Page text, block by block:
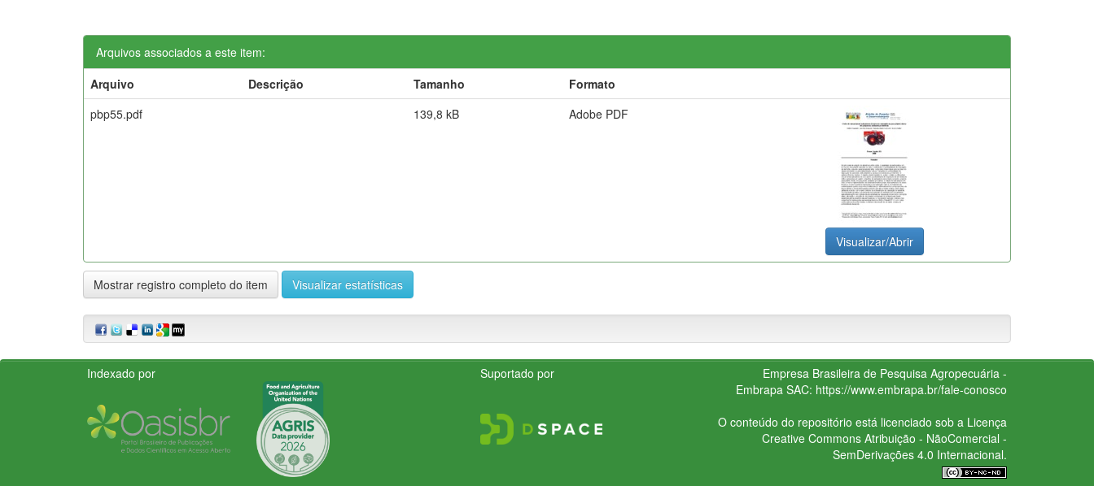
Arquivos associados a este item:
Arquivo
Descrição Tamanho
Formato
pbp55.pdf
139,8 kB Adobe PDF
Visualizar/Abrir
Mostrar registro completo do item Visualizar estatísticas
Indexado por Suportado por
Empresa Brasileira de Pesquisa Agropecuária -
Embrapa SAC: https://www.embrapa.br/fale-conosco
O conteúdo do repositório está licenciado sob a Licença
Creative CommonsAtribuição - NãoComercial -
SemDerivações 4.0 Internacional.